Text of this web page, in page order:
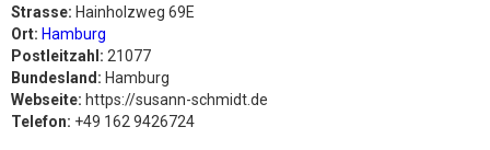
Strasse: Hainholzweg 69E
Ort: Hamburg
Postleitzahl: 21077
Bundesland: Hamburg
Webseite: https://susann-schmidt.de
Telefon: +49 162 9426724